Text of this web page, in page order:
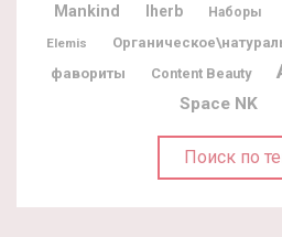
Mankind Iherb Наборы
Elemis
фавориты
Content Beauty
Space NK
Поиск по